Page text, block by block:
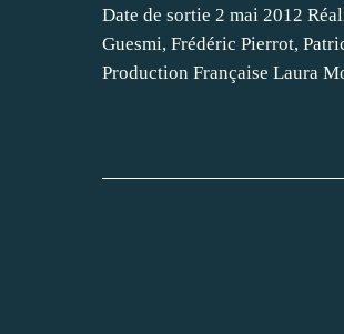
Date de sortie 2 mai 2012
Guesmi, Frédéric Pierrot,
Production Française Laura